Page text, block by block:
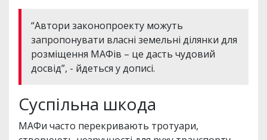
“Автори законопроекту можуть
запропонувати власні земельні ділянки для
розміщення МАФів – це дасть чудовий
досвід”, - йдеться у дописі.
Суспільна шкода
МАФи часто перекривають тротуари,